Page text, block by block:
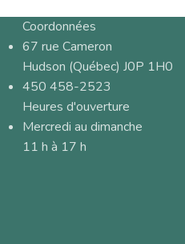
Coordonnées
67 rue Cameron
Hudson (Québec) J0P 1H0
450 458-2523
Heures d'ouverture
Mercredi au dimanche
11 h à 17 h